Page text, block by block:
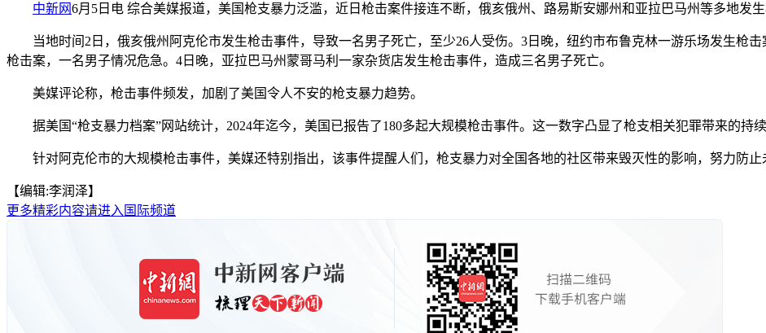
中新网6月5日电 综合美媒报道，美国枪支暴力泛滥，近日枪击案件接连不断，俄亥俄州、路易斯安娜州和亚拉巴马州等多地发生
当地时间2日，俄亥俄州阿克伦市发生枪击事件，导致一名男子死亡，至少26人受伤。3日晚，纽约市布鲁克林一游乐场发生枪击
枪击案，一名男子情况危急。4日晚，亚拉巴马州蒙哥马利一家杂货店发生枪击事件，造成三名男子死亡。
美媒评论称，枪击事件频发，加剧了美国令人不安的枪支暴力趋势。
据美国“枪支暴力档案”网站统计，2024年迄今，美国已报告了180多起大规模枪击事件。这一数字凸显了枪支相关犯罪带来的持
针对阿克伦市的大规模枪击事件，美媒还特别指出，该事件提醒人们，枪支暴力对全国各地的社区带来毁灭性的影响，努力防止
【编辑:李润泽】
更多精彩内容请进入国际频道